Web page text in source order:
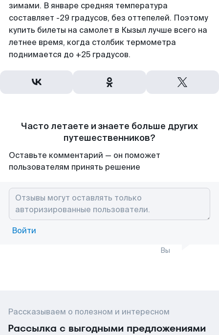
зимами. В январе средняя температура
составляет -29 градусов, без оттепелей. Поэтому
купить билеты на самолет в Кызыл лучше всего на
летнее время, когда столбик термометра
поднимается до +25 градусов.
Часто летаете и знаете больше других
путешественников?
Оставьте комментарий — он поможет
пользователям принять решение
Войти
Вы
Рассказываем о полезном и интересном
Рассылка с выгодными предложениями